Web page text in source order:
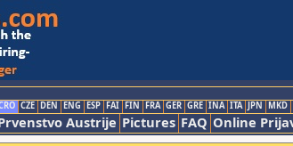
CZE DEN ENG ESP FAI FIN FRA GER GRE INA ITA JPN MKD
Austrije Pictures FAQ Online